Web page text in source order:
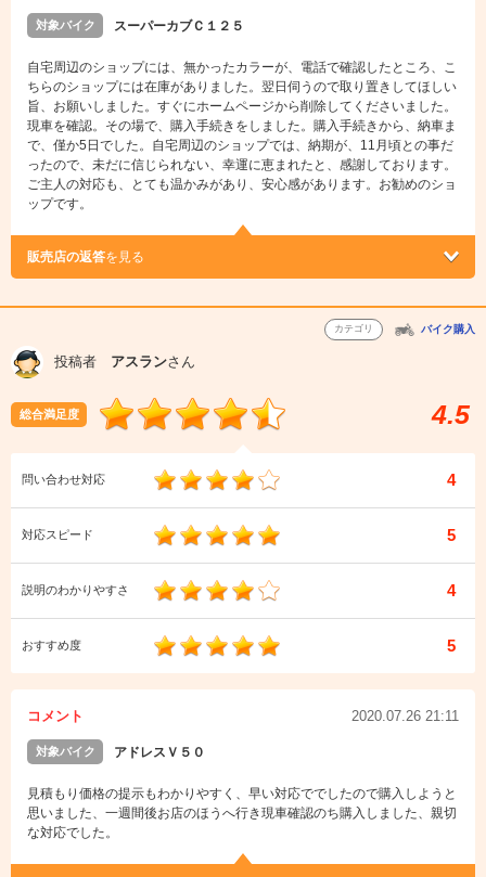
対象バイク スーパーカブＣ１２５
自宅周辺のショップには、無かったカラーが、電話で確認したところ、こ
ちらのショップには在庫がありました。翌日伺うので取り置きしてほしい
旨、お願いしました。すぐにホームページから削除してくださいました。
現車を確認。その場で、購入手続きをしました。購入手続きから、納車ま
で、僅か5日でした。自宅周辺のショップでは、納期が、11月頃との事だ
ったので、未だに信じられない、幸運に恵まれたと、感謝しております。
ご主人の対応も、とても温かみがあり、安心感があります。お勧めのショ
ップです。
販売店の返答を見る
カテゴリ バイク購入
投稿者 アスランさん
総合満足度 4.5
問い合わせ対応 4
対応スピード 5
説明のわかりやすさ 4
おすすめ度 5
コメント 2020.07.26 21:11
対象バイク アドレスＶ５０
見積もり価格の提示もわかりやすく、早い対応ででしたので購入しようと
思いました、一週間後お店のほうへ行き現車確認のち購入しました、親切
な対応でした。